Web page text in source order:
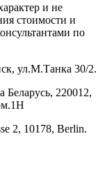
и не
стоимости и
по
ул.М.Танка 30/2.
220012,
2, 10178, Berlin.